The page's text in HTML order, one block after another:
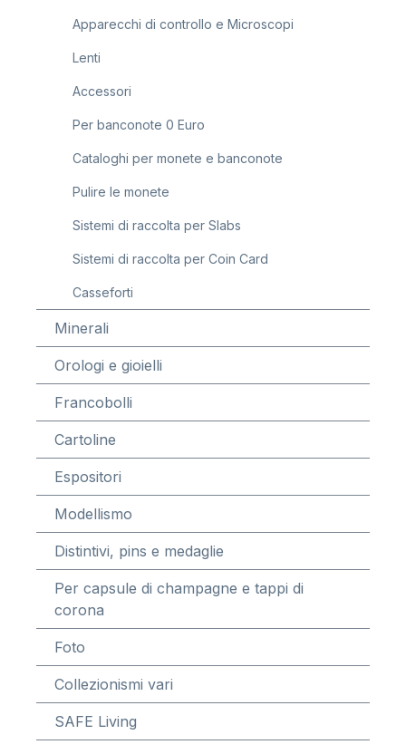
Apparecchi di controllo e Microscopi
Lenti
Accessori
Per banconote 0 Euro
Cataloghi per monete e banconote
Pulire le monete
Sistemi di raccolta per Slabs
Sistemi di raccolta per Coin Card
Casseforti
Minerali
Orologi e gioielli
Francobolli
Cartoline
Espositori
Modellismo
Distintivi, pins e medaglie
Per capsule di champagne e tappi di
corona
Foto
Collezionismi vari
SAFE Living